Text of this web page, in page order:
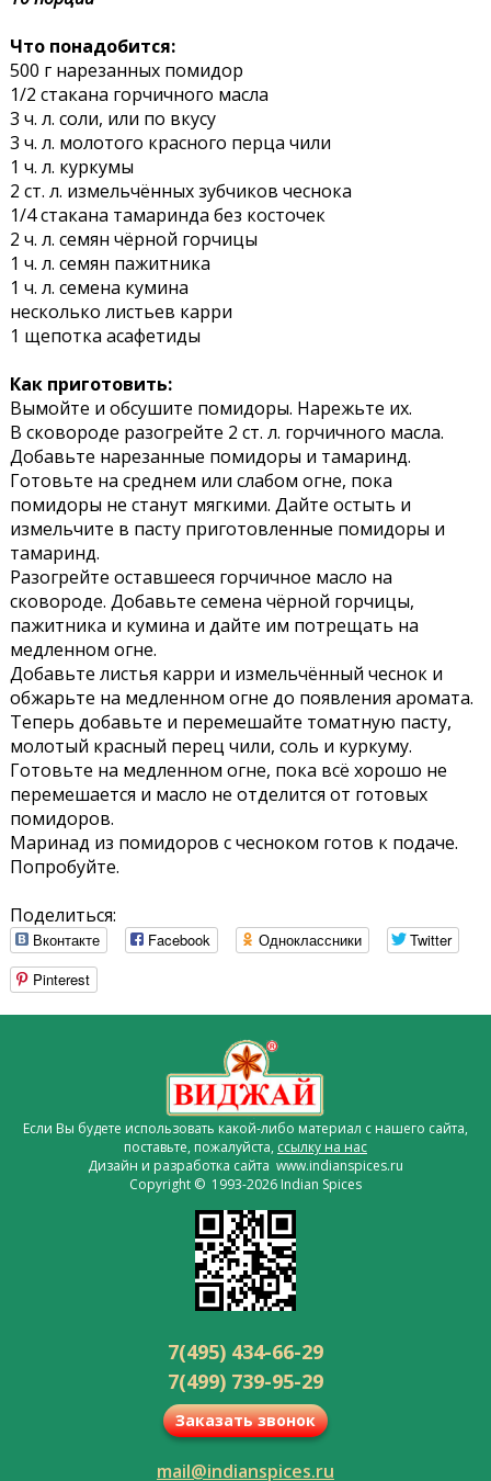
Что понадобится:
500 г нарезанных помидор
1/2 стакана горчичного масла
3 ч. л. соли, или по вкусу
3 ч. л. молотого красного перца чили
1 ч. л. куркумы
2 ст. л. измельчённых зубчиков чеснока
1/4 стакана тамаринда без косточек
2 ч. л. семян чёрной горчицы
1 ч. л. семян пажитника
1 ч. л. семена кумина
несколько листьев карри
1 щепотка асафетиды
Как приготовить:
Вымойте и обсушите помидоры. Нарежьте их.
В сковороде разогрейте 2 ст. л. горчичного масла.
Добавьте нарезанные помидоры и тамаринд.
Готовьте на среднем или слабом огне, пока
помидоры не станут мягкими. Дайте остыть и
измельчите в пасту приготовленные помидоры и
тамаринд.
Разогрейте оставшееся горчичное масло на
сковороде. Добавьте семена чёрной горчицы,
пажитника и кумина и дайте им потрещать на
медленном огне.
Добавьте листья карри и измельчённый чеснок и
обжарьте на медленном огне до появления аромата.
Теперь добавьте и перемешайте томатную пасту,
молотый красный перец чили, соль и куркуму.
Готовьте на медленном огне, пока всё хорошо не
перемешается и масло не отделится от готовых
помидоров.
Маринад из помидоров с чесноком готов к подаче.
Попробуйте.
Поделиться:
Вконтакте Facebook Одноклассники
Twitter
Pinterest
Если Вы будете использовать какой-либо материал с нашего сайта,
поставьте, пожалуйста, ссылку на нас
Дизайн и разработка сайта www.indianspices.ru
Copyright © 1993-2026 Indian Spices
7(495) 434-66-29
7(499) 739-95-29
Заказать звонок
mail@indianspices.ru